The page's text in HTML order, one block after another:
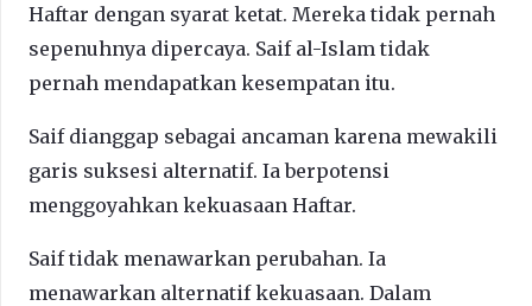
Haftar dengan syarat ketat. Mereka tidak pernah
sepenuhnya dipercaya. Saif al-Islam tidak
pernah mendapatkan kesempatan itu.
Saif dianggap sebagai ancaman karena mewakili
garis suksesi alternatif. Ia berpotensi
menggoyahkan kekuasaan Haftar.
Saif tidak menawarkan perubahan. Ia
menawarkan alternatif kekuasaan. Dalam